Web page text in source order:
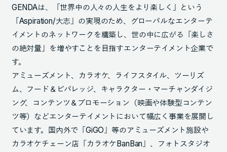
GENDAは、「世界中の人々の人生をより楽しく」という
「Aspiration/大志」の実現のため、グローバルなエンターテ
イメントのネットワークを構築し、世の中に広がる「楽しさ
の絶対量」を増やすことを目指すエンターテイメント企業で
す。
アミューズメント、カラオケ、ライフスタイル、ツーリズ
ム、フード＆ビバレッジ、キャラクター・マーチャンダイジ
ング、コンテンツ＆プロモーション（映画や体験型コンテン
ツ等）などエンターテイメントにおいて幅広く事業を展開し
ています。国内外で「GiGO」等のアミューズメント施設や
カラオケチェーン店「カラオケBanBan」、フォトスタジオ